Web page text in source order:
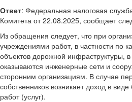
Ответ: Федеральная налоговая
Комитета от 22.08.2025, сообщает
Из обращения следует, что при
учреждениями работ, в частности по
объектов дорожной инфраструктуры, в
оказываются инженерные сети и
сторонним организациям. В случае
собственников возникает доход в
работ (услуг).